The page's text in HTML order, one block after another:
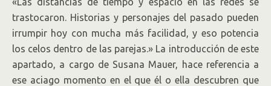
trastocaron. Historias y personajes del pasado pueden
irrumpir hoy con mucha más facilidad, y eso potencia
los celos dentro de las parejas.» La introducción de este
apartado, a cargo de Susana Mauer, hace referencia a
ese aciago momento en el que él o ella descubren que